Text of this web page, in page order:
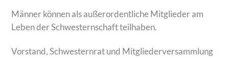
Männer können als außerordentliche Mitglieder am
Leben der Schwesternschaft teilhaben.
Vorstand, Schwesternrat und Mitgliederversammlung